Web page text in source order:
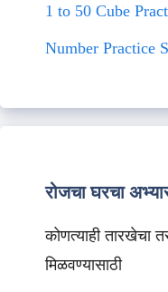
1 to 50 Cube
Number Practice
रोजचा घरचा
कोणत्याही तारखेचा
मिळवण्यासाठी